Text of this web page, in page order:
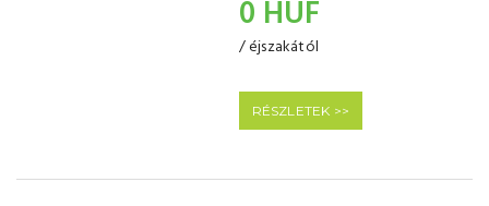
0 HUF
/ éjszakától
RÉSZLETEK >>